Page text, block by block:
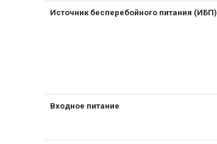
Источник бесперебойного питания (ИБП)
Входное питание